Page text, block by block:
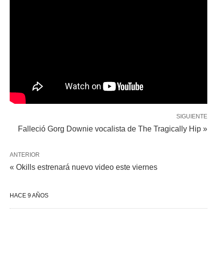
SIGUIENTE
Falleció Gorg Downie vocalista de The Tragically Hip »
ANTERIOR
« Okills estrenará nuevo video este viernes
HACE 9 AÑOS